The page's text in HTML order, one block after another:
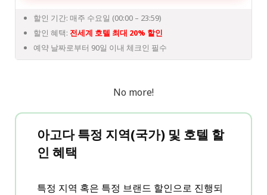
할인 기간: 매주 수요일 (00:00 – 23:59)
할인 혜택: 전세계 호텔 최대 20% 할인
예약 날짜로부터 90일 이내 체크인 필수
No more!
아고다 특정 지역(국가) 및 호텔 할
인 혜택
특정 지역 혹은 특정 브랜드 할인으로 진행되